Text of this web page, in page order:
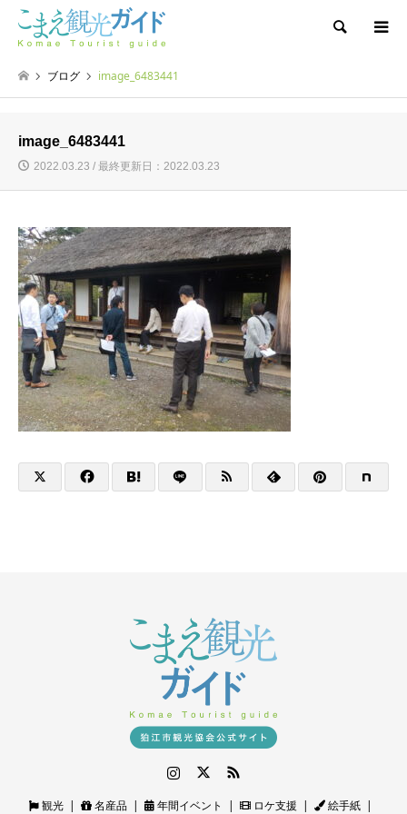
検索
ブログ image_6483441
image_6483441
2022.03.23 / 最終更新日：2022.03.23
観光 名産品 年間イベント ロケ支援 絵手紙